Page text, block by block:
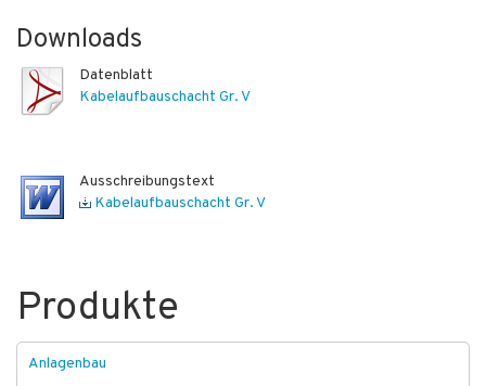
Downloads
Datenblatt
Kabelaufbauschacht Gr. V
Ausschreibungstext
Kabelaufbauschacht Gr. V
Produkte
Anlagenbau